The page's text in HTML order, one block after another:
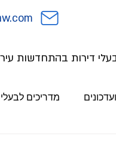
דירות בהתחדשות עיר
מדריכים